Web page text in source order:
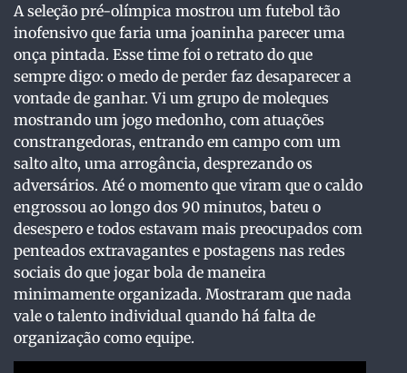
A seleção pré-olímpica mostrou um futebol tão
inofensivo que faria uma joaninha parecer uma
onça pintada. Esse time foi o retrato do que
sempre digo: o medo de perder faz desaparecer a
vontade de ganhar. Vi um grupo de moleques
mostrando um jogo medonho, com atuações
constrangedoras, entrando em campo com um
salto alto, uma arrogância, desprezando os
adversários. Até o momento que viram que o caldo
engrossou ao longo dos 90 minutos, bateu o
desespero e todos estavam mais preocupados com
penteados extravagantes e postagens nas redes
sociais do que jogar bola de maneira
minimamente organizada. Mostraram que nada
vale o talento individual quando há falta de
organização como equipe.